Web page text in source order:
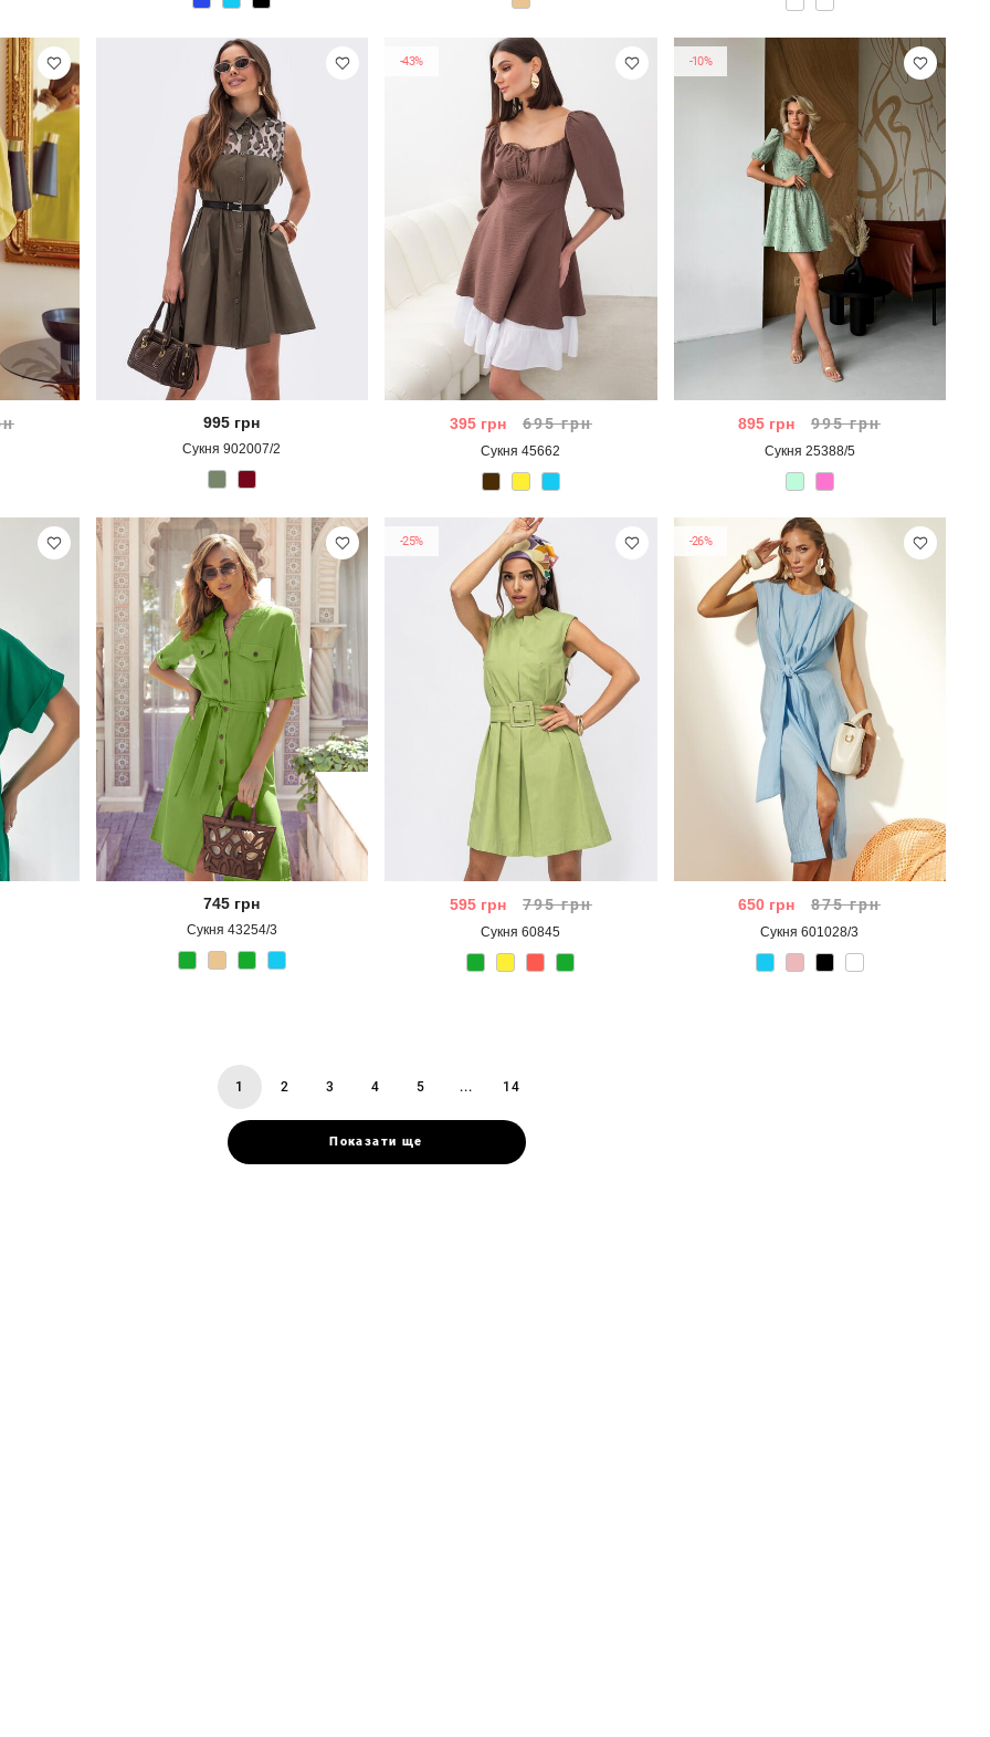
995 грн
Сукня 902007/2
-43%
395 грн 695 грн
Сукня 45662
-10%
895 грн 995 грн
Сукня 25388/5
745 грн
Сукня 43254/3
-25%
595 грн 795 грн
Сукня 60845
-26%
650 грн 875 грн
Сукня 601028/3
You're
page
1 page
2 page
3 page
4 page
5 page
... page
14
Показати ще